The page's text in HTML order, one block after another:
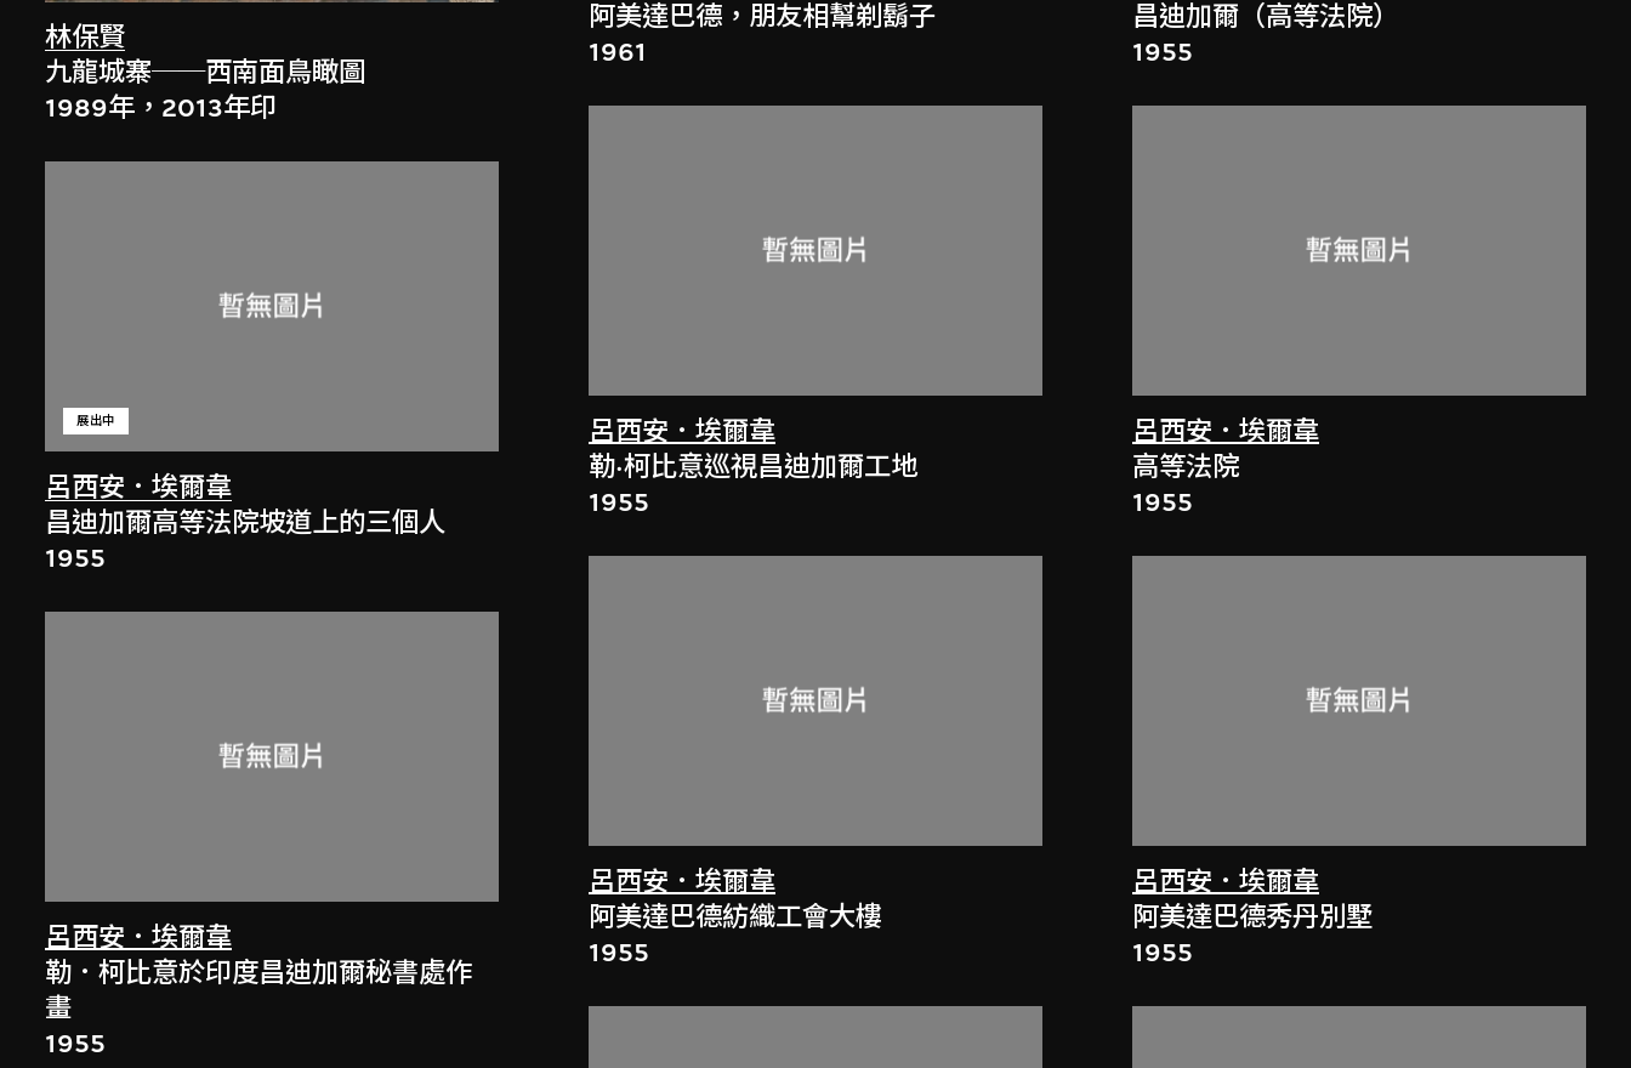
林保賢
九龍城寨──西南面鳥瞰圖
1989年，2013年印
呂西安．埃爾韋
展出中
昌迪加爾高等法院坡道上的三個人
1955
呂西安．埃爾韋
勒．柯比意於印度昌迪加爾秘書處作
畫
1955
阿美達巴德，朋友相幫剃鬍子
1961
呂西安．埃爾韋
勒·柯比意巡視昌迪加爾工地
1955
呂西安．埃爾韋
阿美達巴德紡織工會大樓
1955
昌迪加爾（高等法院）
1955
呂西安．埃爾韋
高等法院
1955
呂西安．埃爾韋
阿美達巴德秀丹別墅
1955